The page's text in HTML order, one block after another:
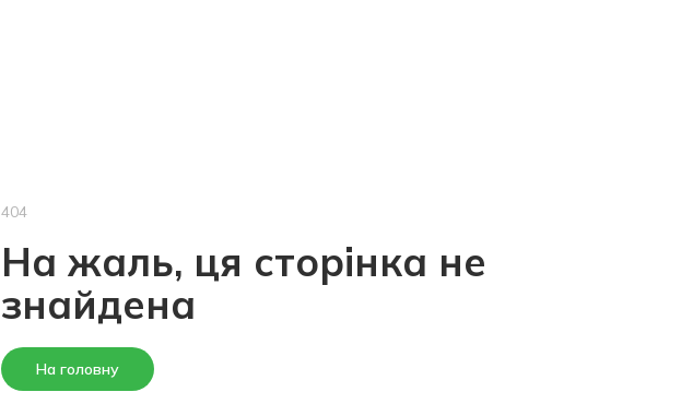
404
На жаль, ця сторінка не
знайдена
На головну